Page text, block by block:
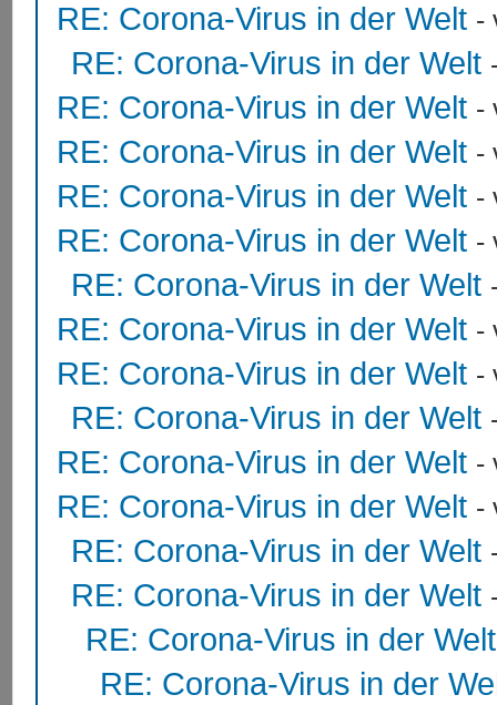
RE: Corona-Virus in der Welt -
RE: Corona-Virus in der Welt
RE: Corona-Virus in der Welt -
RE: Corona-Virus in der Welt -
RE: Corona-Virus in der Welt -
RE: Corona-Virus in der Welt -
RE: Corona-Virus in der Welt
RE: Corona-Virus in der Welt -
RE: Corona-Virus in der Welt -
RE: Corona-Virus in der Welt
RE: Corona-Virus in der Welt -
RE: Corona-Virus in der Welt -
RE: Corona-Virus in der Welt
RE: Corona-Virus in der Welt
RE: Corona-Virus in der Welt
RE: Corona-Virus in der